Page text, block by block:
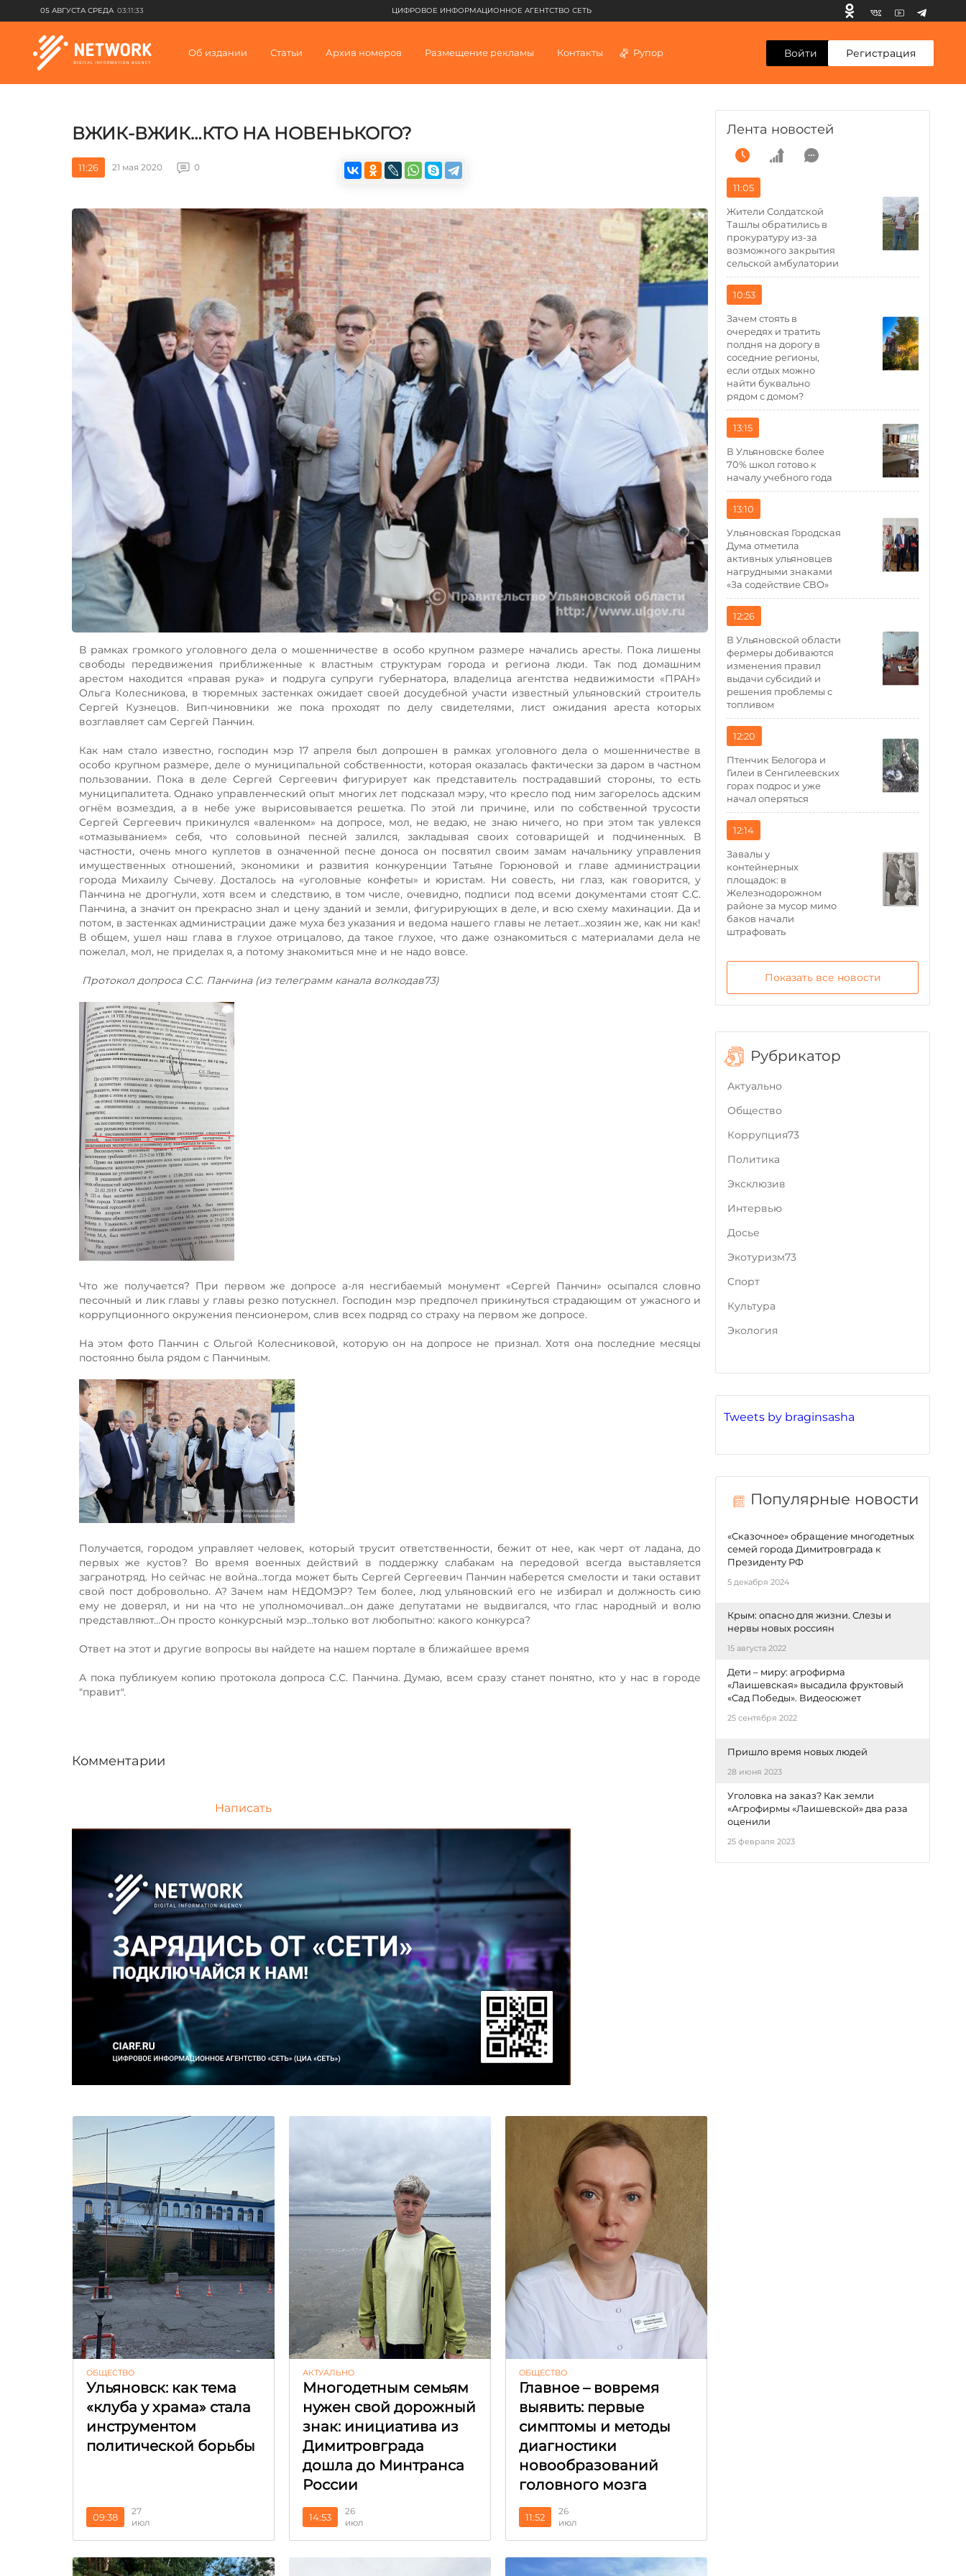
05 АВГУСТА СРЕДА 03:11:33 ЦИФРОВОЕ ИНФОРМАЦИОННОЕ АГЕНТСТВО СЕТЬ
Об издании Статьи Архив номеров Размещение рекламы Контакты Рупор Войти Регистрация
ВЖИК-ВЖИК…КТО НА НОВЕНЬКОГО?
11:26 21 мая 2020 0
В рамках громкого уголовного дела о мошенничестве в особо крупном размере начались аресты. Пока лишены
свободы передвижения приближенные к властным структурам города и региона люди. Так под домашним
арестом находится «правая рука» и подруга супруги губернатора, владелица агентства недвижимости «ПРАН»
Ольга Колесникова, в тюремных застенках ожидает своей досудебной участи известный ульяновский строитель
Сергей Кузнецов. Вип-чиновники же пока проходят по делу свидетелями, лист ожидания ареста которых
возглавляет сам Сергей Панчин.
Как нам стало известно, господин мэр 17 апреля был допрошен в рамках уголовного дела о мошенничестве в
особо крупном размере, деле о муниципальной собственности, которая оказалась фактически за даром в частном
пользовании. Пока в деле Сергей Сергеевич фигурирует как представитель пострадавший стороны, то есть
муниципалитета. Однако управленческий опыт многих лет подсказал мэру, что кресло под ним загорелось адским
огнём возмездия, а в небе уже вырисовывается решетка. По этой ли причине, или по собственной трусости
Сергей Сергеевич прикинулся «валенком» на допросе, мол, не ведаю, не знаю ничего, но при этом так увлекся
«отмазыванием» себя, что соловьиной песней залился, закладывая своих сотоварищей и подчиненных. В
частности, очень много куплетов в означенной песне доноса он посвятил своим замам начальнику управления
имущественных отношений, экономики и развития конкуренции Татьяне Горюновой и главе администрации
города Михаилу Сычеву. Досталось на «уголовные конфеты» и юристам. Ни совесть, ни глаз, как говорится, у
Панчина не дрогнули, хотя всем и следствию, в том числе, очевидно, подписи под всеми документами стоят С.С.
Панчина, а значит он прекрасно знал и цену зданий и земли, фигурирующих в деле, и всю схему махинации. Да и
потом, в застенках администрации даже муха без указания и ведома нашего главы не летает…хозяин же, как ни как!
В общем, ушел наш глава в глухое отрицалово, да такое глухое, что даже ознакомиться с материалами дела не
пожелал, мол, не приделах я, а потому знакомиться мне и не надо вовсе.
Протокол допроса С.С. Панчина (из телеграмм канала волкодав73)
Что же получается? При первом же допросе а-ля несгибаемый монумент «Сергей Панчин» осыпался словно
песочный и лик главы у главы резко потускнел. Господин мэр предпочел прикинуться страдающим от ужасного и
коррупционного окружения пенсионером, слив всех подряд со страху на первом же допросе.
На этом фото Панчин с Ольгой Колесниковой, которую он на допросе не признал. Хотя она последние месяцы
постоянно была рядом с Панчиным.
Получается, городом управляет человек, который трусит ответственности, бежит от нее, как черт от ладана, до
первых же кустов? Во время военных действий в поддержку слабакам на передовой всегда выставляется
загранотряд. Но сейчас не война…тогда может быть Сергей Сергеевич Панчин наберется смелости и таки оставит
свой пост добровольно. А? Зачем нам НЕДОМЭР? Тем более, люд ульяновский его не избирал и должность сию
ему не доверял, и ни на что не уполномочивал…он даже депутатами не выдвигался, что глас народный и волю
представляют…Он просто конкурсный мэр…только вот любопытно: какого конкурса?
Ответ на этот и другие вопросы вы найдете на нашем портале в ближайшее время
А пока публикуем копию протокола допроса С.С. Панчина. Думаю, всем сразу станет понятно, кто у нас в городе
"правит".
Комментарии
Написать
ОБЩЕСТВО
Ульяновск: как тема
«клуба у храма» стала
инструментом
политической борьбы
09:38
27
июл
АКТУАЛЬНО
Многодетным семьям
нужен свой дорожный
знак: инициатива из
Димитровграда
дошла до Минтранса
России
14:53
26
июл
ОБЩЕСТВО
Главное – вовремя
выявить: первые
симптомы и методы
диагностики
новообразований
головного мозга
11:52
26
июл
Tweets by braginsasha
Популярные новости
«Сказочное» обращение многодетных
семей города Димитровграда к
Президенту РФ
5 декабря 2024
Крым: опасно для жизни. Слезы и
нервы новых россиян
15 августа 2022
Дети – миру: агрофирма
«Лаишевская» высадила фруктовый
«Сад Победы». Видеосюжет
25 сентября 2022
Пришло время новых людей
28 июня 2023
Уголовка на заказ? Как земли
«Агрофирмы «Лаишевской» два раза
оценили
25 февраля 2023
Лента новостей
11:05
Жители Солдатской
Ташлы обратились в
прокуратуру из-за
возможного закрытия
сельской амбулатории
10:53
Зачем стоять в
очередях и тратить
полдня на дорогу в
соседние регионы,
если отдых можно
найти буквально
рядом с домом?
13:15
В Ульяновске более
70% школ готово к
началу учебного года
13:10
Ульяновская Городская
Дума отметила
активных ульяновцев
нагрудными знаками
«За содействие СВО»
12:26
В Ульяновской области
фермеры добиваются
изменения правил
выдачи субсидий и
решения проблемы с
топливом
12:20
Птенчик Белогора и
Гилеи в Сенгилеевских
горах подрос и уже
начал оперяться
12:14
Завалы у
контейнерных
площадок: в
Железнодорожном
районе за мусор мимо
баков начали
штрафовать
Показать все новости
Рубрикатор
Актуально
Общество
Коррупция73
Политика
Эксклюзив
Интервью
Досье
Экотуризм73
Cпорт
Культура
Экология